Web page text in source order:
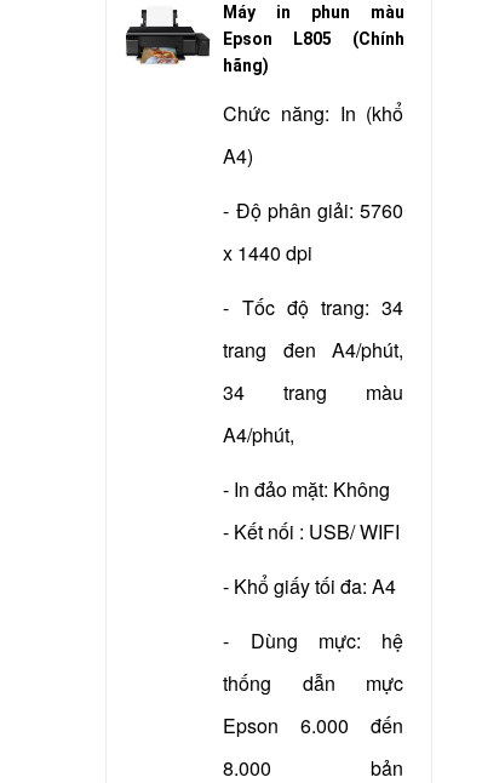
Máy in phun màu
Epson L805 (Chính
hãng)
Chức năng: In (khổ
A4)
- Độ phân giải: 5760
x 1440 dpi
- Tốc độ trang: 34
trang đen A4/phút,
34 trang màu
A4/phút,
- In đảo mặt: Không
- Kết nối : USB/ WIFI
- Khổ giấy tối đa: A4
- Dùng mực: hệ
thống dẫn mực
Epson 6.000 đến
8.000 bản